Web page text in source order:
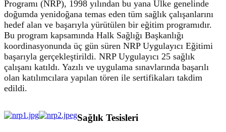
Programı (NRP), 1998 yılından bu yana Ülke genelinde
doğumda yenidoğana temas eden tüm sağlık çalışanlarını
hedef alan ve başarıyla yürütülen bir eğitim programıdır.
Bu program kapsamında Halk Sağlığı Başkanlığı
koordinasyonunda üç gün süren NRP Uygulayıcı Eğitimi
başarıyla gerçekleştirildi. NRP Uygulayıcı 25 sağlık
çalışanı katıldı. Yazılı ve uygulama sınavlarında başarılı
olan katılımcılara yapılan tören ile sertifikaları takdim
edildi.
Sağlık Tesisleri